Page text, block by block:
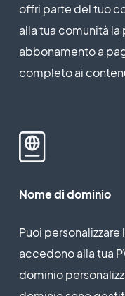
offri parte del tuo
alla tua comunità la
abbonamento a
completo ai
Nome di dominio
Puoi
accedono alla tua
dominio